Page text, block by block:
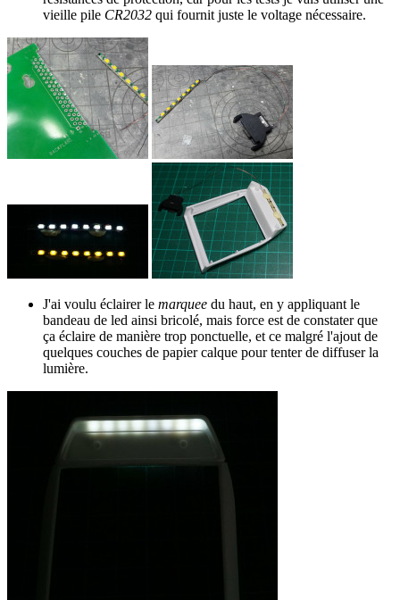
vieille pile CR2032 qui fournit juste le voltage nécessaire.
J'ai voulu éclairer le marquee du haut, en y appliquant le
bandeau de led ainsi bricolé, mais force est de constater que
ça éclaire de manière trop ponctuelle, et ce malgré l'ajout de
quelques couches de papier calque pour tenter de diffuser la
lumière.